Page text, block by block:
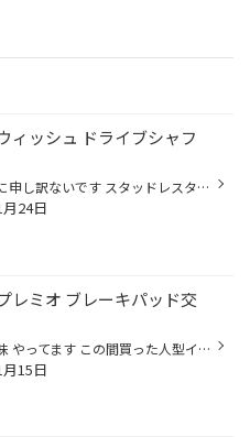
ィッシュ ドライブシャフ
まっことに申し訳ないです スタッドレスタイヤの履き替え&新規購入のお客様 来てますよーー！！ 皆さんはもう履き替えましたか？？ 今日は夕方から冷え込んできました やっと冬本番って感じでしょうか？？ 今日は半袖短パンで寝たら風邪引きそうな気がします そう思うのと同じで 寒くなってきたなぁ...
24日
レミオ ブレーキパッド交
ゲーム三昧 やってます この間買った人型イカ人間の色ぬり陣取り撃ち合い合戦ゲーム 慣れてくればくるほど楽しさが増し、上を目指したくなるよく出来たゲームです 武器も飛び道具から近接格闘系も多大で、さらにイカちゃんたちの洋服のコーディネートが出来るんです 可愛い洋服、カッコいい洋服、パ...
15日